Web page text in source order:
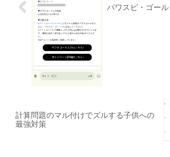
パワスピ・ゴー
計算問題のマル付けでズルする子供への
最強対策